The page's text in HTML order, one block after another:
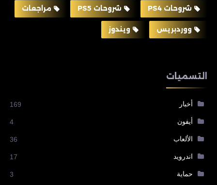
شروحات PS4 شروحات PS5 مراجعات
ووردبريس ويندوز
التسميات
أخبار 169
أيفون 4
الألعاب 36
اندرويد 17
حماية 3